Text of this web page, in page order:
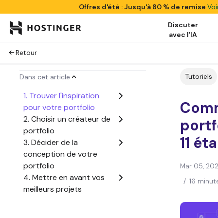
Offres d'été : Jusqu'à 80 % de remise
Discuter
avec l'IA
Retour
Dans cet article
1. Trouver l'inspiration
pour votre portfolio
2. Choisir un créateur de
portfolio
3. Décider de la
conception de votre
portfolio
4. Mettre en avant vos
meilleurs projets
Tutoriels
11
Mar 05,
/ 16